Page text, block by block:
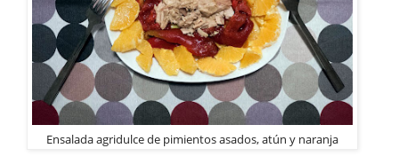
Ensalada agridulce de pimientos asados, atún y naranja